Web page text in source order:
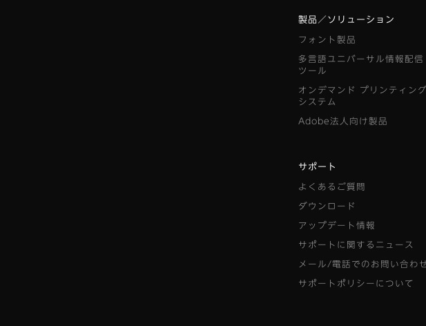
製品／ソリューション
フォント製品
多言語ユニバーサル情報配信
ツール
オンデマンド プリンティング
システム
Adobe法人向け製品
サポート
よくあるご質問
ダウンロード
アップデート情報
サポートに関するニュース
メール/電話でのお問い合わ
サポートポリシーについて